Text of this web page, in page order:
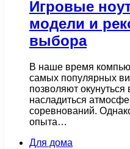
Игровые
модели и
выбора
В наше время
самых популярных
позволяют
насладиться
соревнований.
опыта…
Для дома